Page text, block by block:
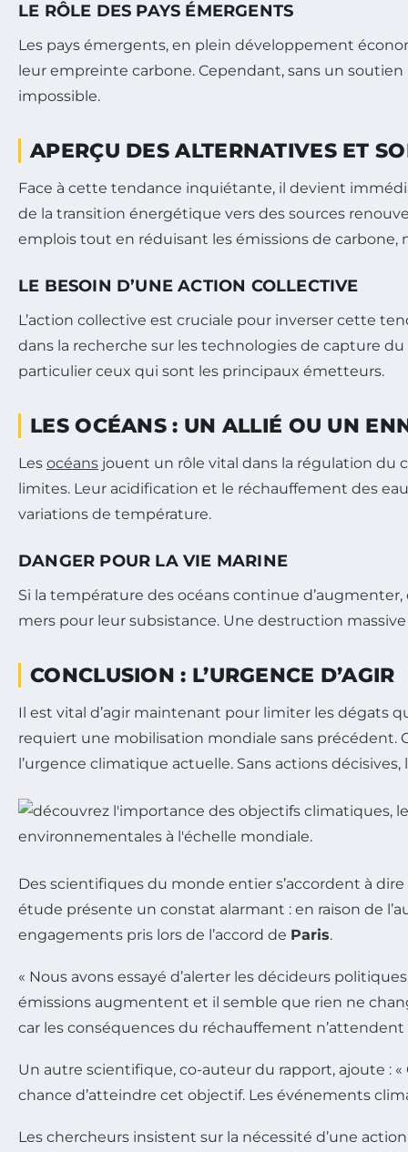
LE RÔLE DES PAYS ÉMERGENTS
Les pays émergents, en plein développement
leur empreinte carbone. Cependant, sans un
impossible.
APERÇU DES ALTERNATIVES ET
Face à cette tendance inquiétante, il devient
de la transition énergétique vers des sources
emplois tout en réduisant les émissions de
LE BESOIN D’UNE ACTION COLLECTIVE
L’action collective est cruciale pour inverser cette
dans la recherche sur les technologies de capture
particulier ceux qui sont les principaux émetteurs.
LES OCÉANS : UN ALLIÉ OU UN
Les océans jouent un rôle vital dans la régulation du
limites. Leur acidification et le réchauffement des
variations de température.
DANGER POUR LA VIE MARINE
Si la température des océans continue
mers pour leur subsistance. Une destruction
CONCLUSION : L’URGENCE D’AGIR
Il est vital d’agir maintenant pour limiter les dégats
requiert une mobilisation mondiale sans précédent.
l’urgence climatique actuelle. Sans actions
Des scientifiques du monde entier s’accordent à
étude présente un constat alarmant : en raison de
engagements pris lors de l’accord de Paris.
« Nous avons essayé d’alerter les décideurs
émissions augmentent et il semble que rien ne
car les conséquences du réchauffement n’attendent
Un autre scientifique, co-auteur du rapport, ajoute :
chance d’atteindre cet objectif. Les événements
Les chercheurs insistent sur la nécessité d’une